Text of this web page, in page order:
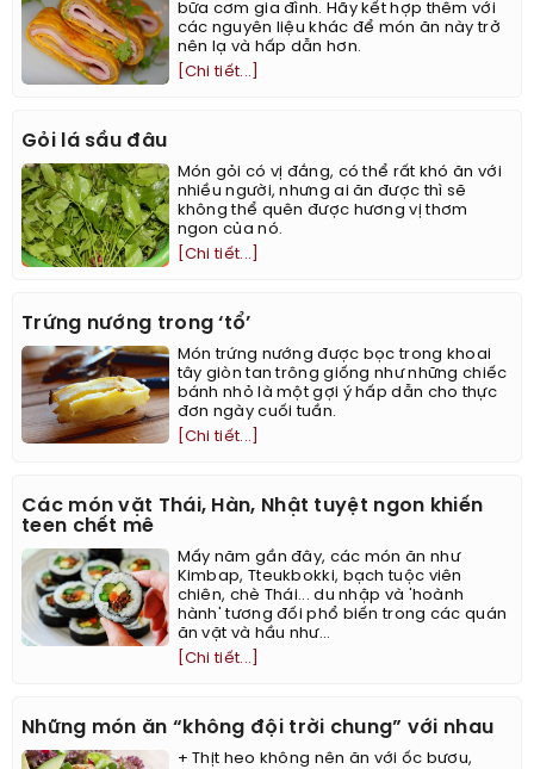
bữa cơm gia đình. Hãy kết hợp thêm với
các nguyên liệu khác để món ăn này trở
nên lạ và hấp dẫn hơn.
[Chi tiết...]
Gỏi lá sầu đâu
Món gỏi có vị đắng, có thể rất khó ăn với
nhiều người, nhưng ai ăn được thì sẽ
không thể quên được hương vị thơm
ngon của nó.
[Chi tiết...]
Trứng nướng trong ‘tổ’
Món trứng nướng được bọc trong khoai
tây giòn tan trông giống như những chiếc
bánh nhỏ là một gợi ý hấp dẫn cho thực
đơn ngày cuối tuần.
[Chi tiết...]
Các món vặt Thái, Hàn, Nhật tuyệt ngon khiến
teen chết mê
Mấy năm gần đây, các món ăn như
Kimbap, Tteukbokki, bạch tuộc viên
chiên, chè Thái... du nhập và 'hoành
hành' tương đối phổ biến trong các quán
ăn vặt và hầu như...
[Chi tiết...]
Những món ăn “không đội trời chung” với nhau
+ Thịt heo không nên ăn với ốc bươu,